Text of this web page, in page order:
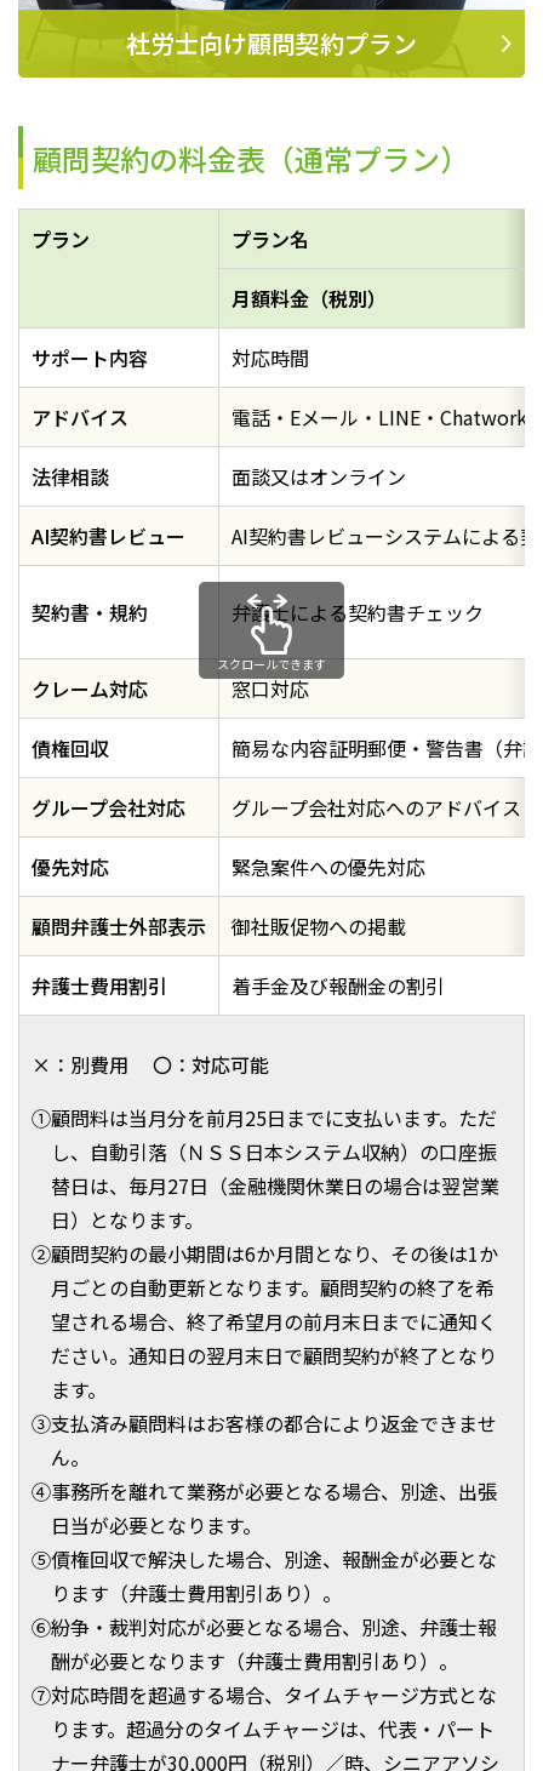
社労士向け顧問契約プラン
顧問契約の料金表（通常プラン）
プラン プラン名
月額料金（税別）
サポート内容 対応時間
アドバイス 電話・Eメール・LINE・Chatwork
法律相談 面談又はオンライン
AI契約書レビュー AI契約書レビューシステムによる
契約書・規約 弁護士による契約書チェック
クレーム対応 窓口対応
債権回収 簡易な内容証明郵便・警告書（弁
グループ会社対応 グループ会社対応へのアドバイス
優先対応 緊急案件への優先対応
顧問弁護士外部表示 御社販促物への掲載
弁護士費用割引 着手金及び報酬金の割引
スクロールできます
×：別費用
〇：対応可能
①顧問料は当月分を前月25日までに支払います。ただ
し、自動引落（ＮＳＳ日本システム収納）の口座振
替日は、毎月27日（金融機関休業日の場合は翌営業
日）となります。
②顧問契約の最小期間は6か月間となり、その後は1か
月ごとの自動更新となります。顧問契約の終了を希
望される場合、終了希望月の前月末日までに通知く
ださい。通知日の翌月末日で顧問契約が終了となり
ます。
③支払済み顧問料はお客様の都合により返金できませ
ん。
④事務所を離れて業務が必要となる場合、別途、出張
日当が必要となります。
⑤債権回収で解決した場合、別途、報酬金が必要とな
ります（弁護士費用割引あり）。
⑥紛争・裁判対応が必要となる場合、別途、弁護士報
酬が必要となります（弁護士費用割引あり）。
⑦対応時間を超過する場合、タイムチャージ方式とな
ります。超過分のタイムチャージは、代表・パート
ナー弁護士が30,000円（税別）／時、シニアアソシ